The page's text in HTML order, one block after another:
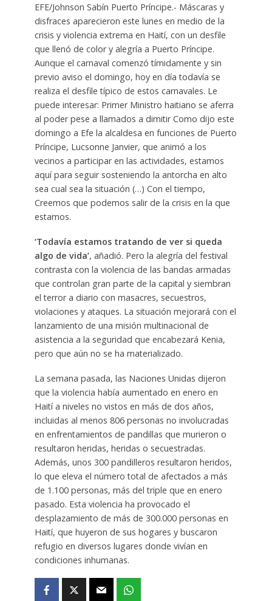
EFE/Johnson Sabín Puerto Príncipe.- Máscaras y
disfraces aparecieron este lunes en medio de la
crisis y violencia extrema en Haití, con un desfile
que llenó de color y alegría a Puerto Príncipe.
Aunque el carnaval comenzó tímidamente y sin
previo aviso el domingo, hoy en día todavía se
realiza el desfile típico de estos carnavales. Le
puede interesar: Primer Ministro haitiano se aferra
al poder pese a llamados a dimitir Como dijo este
domingo a Efe la alcaldesa en funciones de Puerto
Príncipe, Lucsonne Janvier, que animó a los
vecinos a participar en las actividades, estamos
aquí para seguir sosteniendo la antorcha en alto
sea cual sea la situación (…) Con el tiempo,
Creemos que podemos salir de la crisis en la que
estamos.
‘Todavía estamos tratando de ver si queda
algo de vida’, añadió. Pero la alegría del festival
contrasta con la violencia de las bandas armadas
que controlan gran parte de la capital y siembran
el terror a diario con masacres, secuestros,
violaciones y ataques. La situación mejorará con el
lanzamiento de una misión multinacional de
asistencia a la seguridad que encabezará Kenia,
pero que aún no se ha materializado.
La semana pasada, las Naciones Unidas dijeron
que la violencia había aumentado en enero en
Haití a niveles no vistos en más de dos años,
incluidas al menos 806 personas no involucradas
en enfrentamientos de pandillas que murieron o
resultaron heridas, heridas o secuestradas.
Además, unos 300 pandilleros resultaron heridos,
lo que eleva el número total de afectados a más
de 1.100 personas, más del triple que en enero
pasado. Esta violencia ha provocado el
desplazamiento de más de 300.000 personas en
Haití, que huyeron de sus hogares y buscaron
refugio en diversos lugares donde vivían en
condiciones inhumanas.